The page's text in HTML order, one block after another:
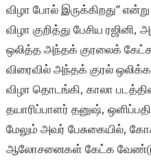
விழா போல் இருக்கிறது’’
விழா குறித்து பேசிய
ஒலித்த அந்தக் குரலைக்
விரைவில் அந்தக் குரல்
விழா தொடங்கி, காலா
தயாரிப்பாளர் தனுஷ்,
மேலும் அவர் பேசுகையில்,
ஆலோசனைகள் கேட்க